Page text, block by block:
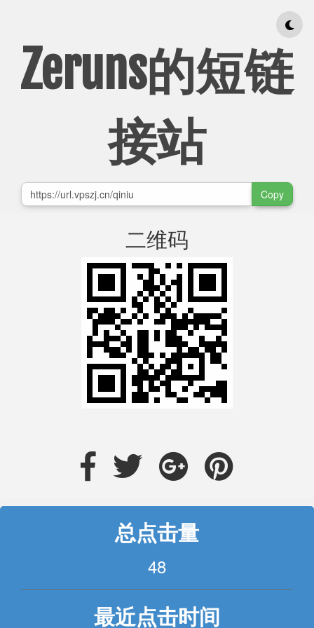
Zeruns的短链
接站
Copy
二维码
总点击量
48
最近点击时间